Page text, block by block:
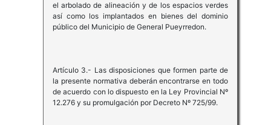
el arbolado de alineación y de los espacios verdes
así como los implantados en bienes del dominio
público del Municipio de General Pueyrredon.
Artículo 3.- Las disposiciones que formen parte de
la presente normativa deberán encontrarse en todo
de acuerdo con lo dispuesto en la Ley Provincial Nº
12.276 y su promulgación por Decreto Nº 725/99.